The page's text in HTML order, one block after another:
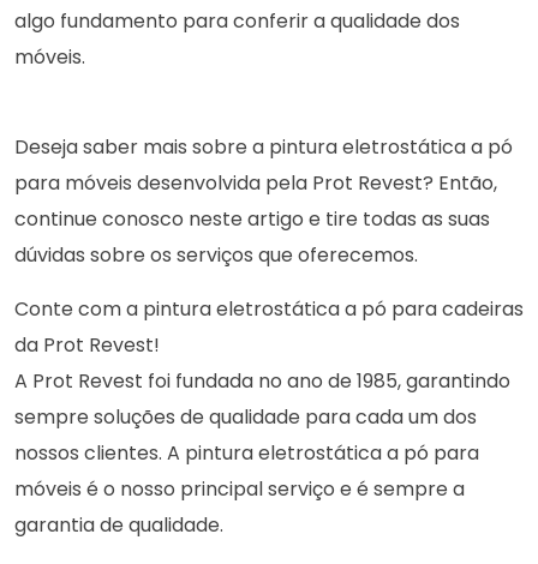
algo fundamento para conferir a qualidade dos
móveis.
Deseja saber mais sobre a pintura eletrostática a pó
para móveis desenvolvida pela Prot Revest? Então,
continue conosco neste artigo e tire todas as suas
dúvidas sobre os serviços que oferecemos.
Conte com a pintura eletrostática a pó para cadeiras
da Prot Revest!
A Prot Revest foi fundada no ano de 1985, garantindo
sempre soluções de qualidade para cada um dos
nossos clientes. A pintura eletrostática a pó para
móveis é o nosso principal serviço e é sempre a
garantia de qualidade.